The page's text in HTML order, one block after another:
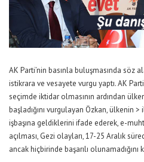
AK Parti’nin basınla buluşmasında söz
istikrara ve vesayete vurgu yaptı. AK
seçimde iktidar olmasının ardından
başladığını vurgulayan Özkan, ülkenin
işbaşına geldiklerini ifade ederek, e-
açılması, Gezi olayları, 17-25 Aralık
ancak hiçbirinde başarılı olunamadığını